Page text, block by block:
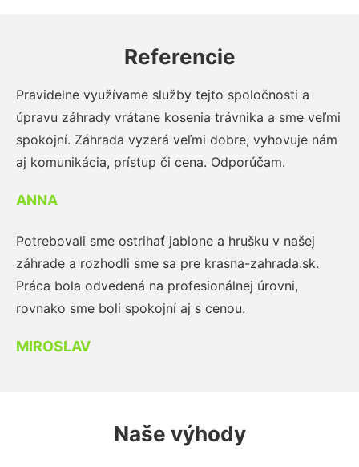
Referencie
Pravidelne využívame služby tejto spoločnosti a
úpravu záhrady vrátane kosenia trávnika a sme veľmi
spokojní. Záhrada vyzerá veľmi dobre, vyhovuje nám
aj komunikácia, prístup či cena. Odporúčam.
ANNA
Potrebovali sme ostrihať jablone a hrušku v našej
záhrade a rozhodli sme sa pre krasna-zahrada.sk.
Práca bola odvedená na profesionálnej úrovni,
rovnako sme boli spokojní aj s cenou.
MIROSLAV
Naše výhody